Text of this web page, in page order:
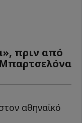
πριν από